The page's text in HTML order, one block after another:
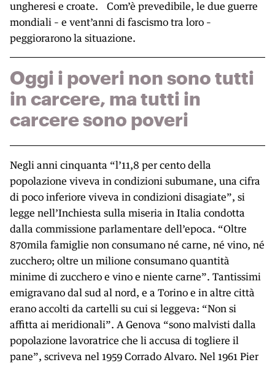
ungheresi e croate. Com’è prevedibile, le due guerre
mondiali – e vent’anni di fascismo tra loro –
peggiorarono la situazione.
Oggi i poveri non sono tutti
in carcere, ma tutti in
carcere sono poveri
Negli anni cinquanta “l’11,8 per cento della
popolazione viveva in condizioni subumane, una cifra
di poco inferiore viveva in condizioni disagiate”, si
legge nell’Inchiesta sulla miseria in Italia condotta
dalla commissione parlamentare dell’epoca. “Oltre
870mila famiglie non consumano né carne, né vino, né
zucchero; oltre un milione consumano quantità
minime di zucchero e vino e niente carne”. Tantissimi
emigravano dal sud al nord, e a Torino e in altre città
erano accolti da cartelli su cui si leggeva: “Non si
affitta ai meridionali”. A Genova “sono malvisti dalla
popolazione lavoratrice che li accusa di togliere il
pane”, scriveva nel 1959 Corrado Alvaro. Nel 1961 Pier